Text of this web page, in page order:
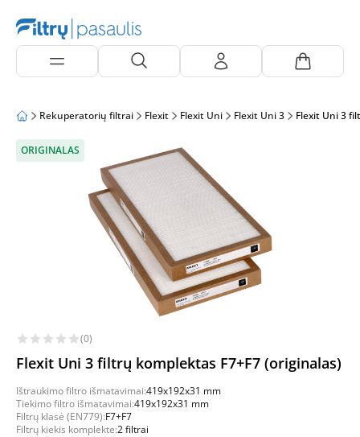
Rekuperatorių filtrai Flexit Flexit Uni Flexit Uni 3 Flexit Uni 3
ORIGINALAS
(0)
Flexit Uni 3 filtrų komplektas F7+F7 (originalas)
Ištraukimo filtro išmatavimai:419x192x31 mm
Tiekimo filtro išmatavimai:419x192x31 mm
Filtrų klasė (EN779):F7+F7
Filtrų kiekis komplekte:2 filtrai